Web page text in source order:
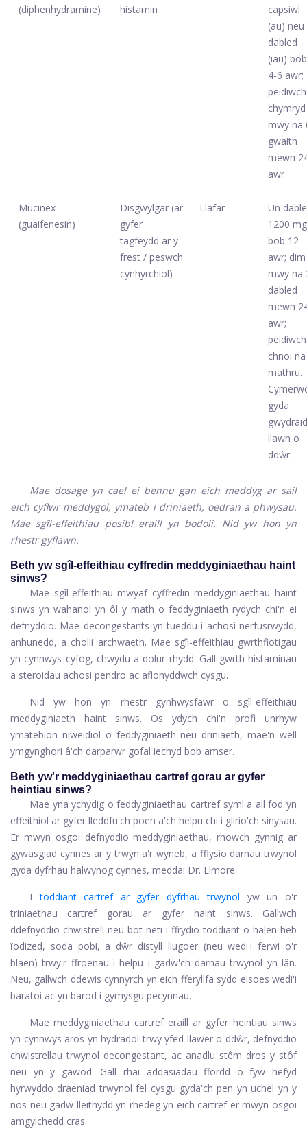
(diphenhydramine)
histamin
capsiwl
(au) neu
dabled
(iau) bob
4-6 awr;
chymryd
mwy na
gwaith
mewn
awr
Mucinex
(guaifenesin)
Disgwylgar (ar
gyfer
tagfeydd ar y
frest / peswch
cynhyrchiol)
Llafar
Un
1200 mg
bob 12
awr; dim
mwy na
dabled
mewn
awr;
chnoi na
mathru.
gyda
gwydraid
llawn o
ddŵr.
Mae dosage yn cael ei bennu gan eich meddyg ar sail
eich cyflwr meddygol, ymateb i driniaeth, oedran a phwysau.
Mae sgîl-effeithiau posibl eraill yn bodoli. Nid yw hon yn
rhestr gyflawn.
Beth yw sgîl-effeithiau cyffredin meddyginiaethau haint
sinws?
Mae sgîl-effeithiau mwyaf cyffredin meddyginiaethau haint
sinws yn wahanol yn ôl y math o feddyginiaeth rydych chi'n ei
defnyddio. Mae decongestants yn tueddu i achosi nerfusrwydd,
anhunedd, a cholli archwaeth. Mae sgîl-effeithiau gwrthfiotigau
yn cynnwys cyfog, chwydu a dolur rhydd. Gall gwrth-histaminau
a steroidau achosi pendro ac aflonyddwch cysgu.
Nid yw hon yn rhestr gynhwysfawr o sgîl-effeithiau
meddyginiaeth haint sinws. Os ydych chi'n profi unrhyw
ymatebion niweidiol o feddyginiaeth neu driniaeth, mae'n well
ymgynghori â'ch darparwr gofal iechyd bob amser.
Beth yw'r meddyginiaethau cartref gorau ar gyfer
heintiau sinws?
Mae yna ychydig o feddyginiaethau cartref syml a all fod yn
effeithiol ar gyfer lleddfu'ch poen a'ch helpu chi i glirio'ch sinysau.
Er mwyn osgoi defnyddio meddyginiaethau, rhowch gynnig ar
gywasgiad cynnes ar y trwyn a'r wyneb, a fflysio darnau trwynol
gyda dyfrhau halwynog cynnes, meddai Dr. Elmore.
Itoddiant cartref ar gyfer dyfrhau trwynol yw un o'r
triniaethau cartref gorau ar gyfer haint sinws. Gallwch
ddefnyddio chwistrell neu bot neti i ffrydio toddiant o halen heb
ïodized, soda pobi, a dŵr distyll llugoer (neu wedi'i ferwi o'r
blaen) trwy'r ffroenau i helpu i gadw'ch darnau trwynol yn lân.
Neu, gallwch ddewis cynnyrch yn eich fferyllfa sydd eisoes wedi'i
baratoi ac yn barod i gymysgu pecynnau.
Mae meddyginiaethau cartref eraill ar gyfer heintiau sinws
yn cynnwys aros yn hydradol trwy yfed llawer o ddŵr, defnyddio
chwistrellau trwynol decongestant, ac anadlu stêm dros y stôf
neu yn y gawod. Gall rhai addasiadau ffordd o fyw hefyd
hyrwyddo draeniad trwynol fel cysgu gyda'ch pen yn uchel yn y
nos neu gadw lleithydd yn rhedeg yn eich cartref er mwyn osgoi
amgylchedd cras.